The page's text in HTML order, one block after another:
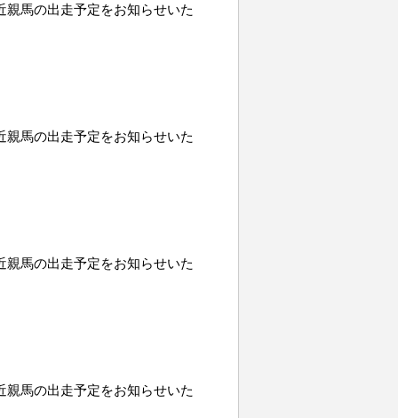
親馬の出走予定をお知らせいた
親馬の出走予定をお知らせいた
親馬の出走予定をお知らせいた
親馬の出走予定をお知らせいた